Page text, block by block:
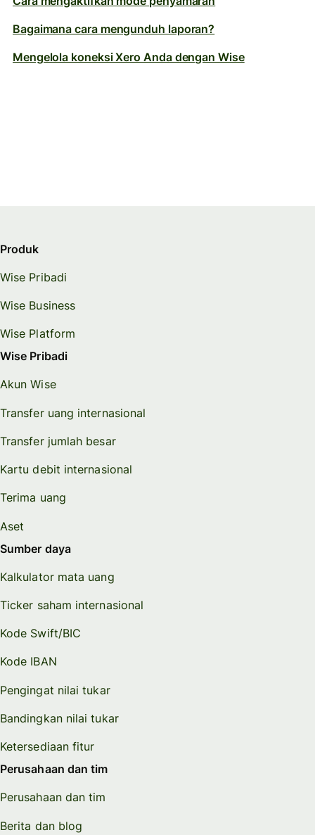
Bagaimana cara mengunduh laporan?
Mengelola koneksi Xero Anda dengan Wise
Produk
Wise Pribadi
Wise Business
Wise Platform
Wise Pribadi
Akun Wise
Transfer uang internasional
Transfer jumlah besar
Kartu debit internasional
Terima uang
Aset
Sumber daya
Kalkulator mata uang
Ticker saham internasional
Kode Swift/BIC
Kode IBAN
Pengingat nilai tukar
Bandingkan nilai tukar
Ketersediaan fitur
Perusahaan dan tim
Perusahaan dan tim
Berita dan blog